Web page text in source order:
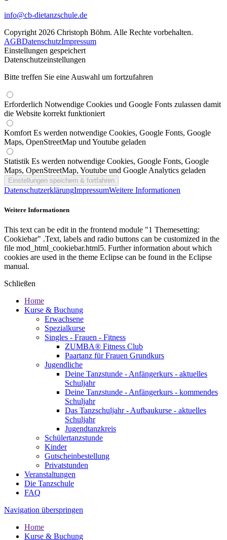
info@cb-dietanzschule.de
Copyright 2026 Christoph Böhm. Alle Rechte vorbehalten.
AGBDatenschutzImpressum
Einstellungen gespeichert
Datenschutzeinstellungen
Bitte treffen Sie eine Auswahl um fortzufahren
Erforderlich Notwendige Cookies und Google Fonts zulassen damit
die Website korrekt funktioniert
Komfort Es werden notwendige Cookies, Google Fonts, Google
Maps, OpenStreetMap und Youtube geladen
Statistik Es werden notwendige Cookies, Google Fonts, Google
Maps, OpenStreetMap, Youtube und Google Analytics geladen
DatenschutzerklärungImpressumWeitere Informationen
Weitere Informationen
This text can be edit in the frontend module "1 Themesetting:
Cookiebar" .Text, labels and radio buttons can be customized in the
file mod_html_cookiebar.html5. Further information about which
cookies are used in the theme Eclipse can be found in the Eclipse
manual.
Schließen
Home
Kurse & Buchung
Erwachsene
Spezialkurse
Singles - Frauen - Fitness
ZUMBA® Fitness Club
Paartanz für Frauen Grundkurs
Jugendliche
Deine Tanzstunde - Anfängerkurs - aktuelles
Schuljahr
Deine Tanzstunde - Anfängerkurs - kommendes
Schuljahr
Das Tanzschuljahr - Aufbaukurse - aktuelles
Schuljahr
Jugendtanzkreis
Schülertanzstunde
Kinder
Gutscheinbestellung
Privatstunden
Veranstaltungen
Die Tanzschule
FAQ
Navigation überspringen
Home
Kurse & Buchung